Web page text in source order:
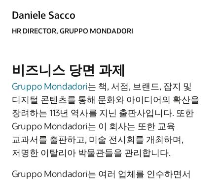
Daniele Sacco
HR DIRECTOR, GRUPPO MONDADORI
비즈니스 당면 과제
Gruppo Mondadori는 책, 서점, 브랜드, 잡지 및
디지털 콘텐츠를 통해 문화와 아이디어의 확산을
장려하는 113년 역사를 지닌 출판사입니다. 또한
Gruppo Mondadori는 이 회사는 또한 교육
교과서를 출판하고, 미술 전시회를 개최하며,
저명한 이탈리아 박물관들을 관리합니다.
Gruppo Mondadori는 여러 업체를 인수하면서